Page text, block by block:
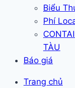
Biểu
Phí
TÀU
Báo giá
Trang chủ